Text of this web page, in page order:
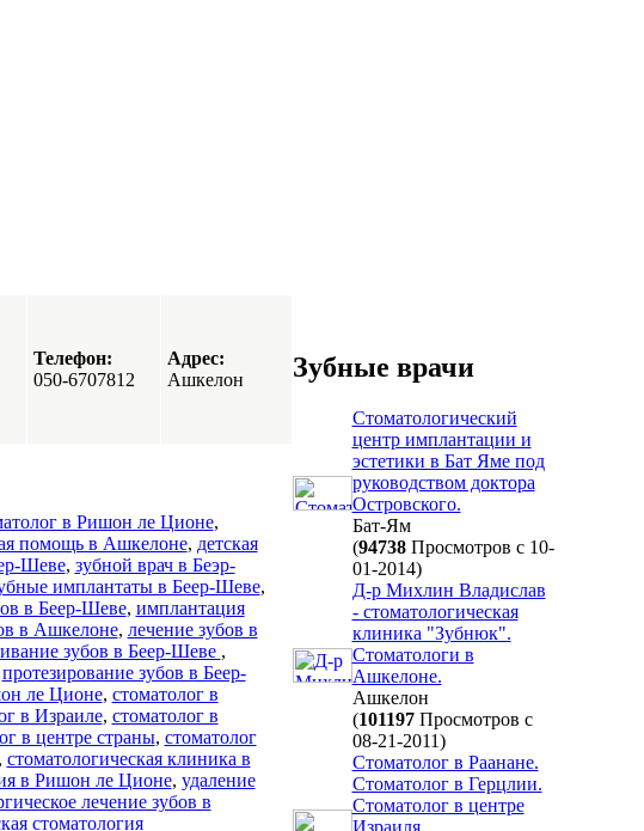
Телефон:
050-6707812
Адрес:
Ашкелон
в Ришон ле Ционе,
помощь в Ашкелоне, детская
Шеве, зубной врач в Беэр-
имплантаты в Беер-Шеве,
в Беер-Шеве, имплантация
в Ашкелоне, лечение зубов в
зубов в Беер-Шеве ,
протезирование зубов в Беер-
ле Ционе, стоматолог в
в Израиле, стоматолог в
в центре страны, стоматолог
стоматологическая клиника в
в Ришон ле Ционе, удаление
лечение зубов в
стоматология
Зубные врачи
Стоматологический
центр имплантации и
эстетики в Бат Яме под
руководством доктора
Островского.
Бат-Ям
(94738Просмотров с 10-
01-2014)
Д-р Михлин Владислав
- стоматологическая
клиника "Зубнюк".
Стоматологи в
Ашкелоне.
Ашкелон
(101197Просмотров с
08-21-2011)
Стоматолог в Раанане.
Стоматолог в Герцлии.
Стоматолог в центре
Израиля.